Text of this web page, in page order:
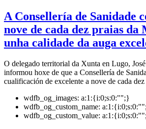
A Consellería de Sanidade
nove de cada dez praias da
unha calidade da auga
O delegado territorial da Xunta en Lugo,
informou hoxe de que a Consellería de
cualificación de excelente a nove de cada dez
wdfb_og_images: a:1:{i:0;s:0:"";}
wdfb_og_custom_name:
wdfb_og_custom_value: